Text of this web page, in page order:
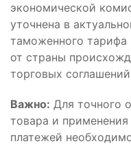
экономической
уточнена в
таможенного тарифа
от страны
торговых
Важно: Для точного
товара и
платежей